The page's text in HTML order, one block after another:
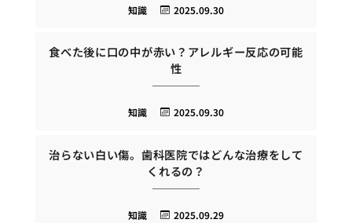
2025.09.30
知識
食べた後に口の中が赤い？アレルギー反応の可能
性
2025.09.30
知識
治らない白い傷。歯科医院ではどんな治療をして
くれるの？
2025.09.29
知識